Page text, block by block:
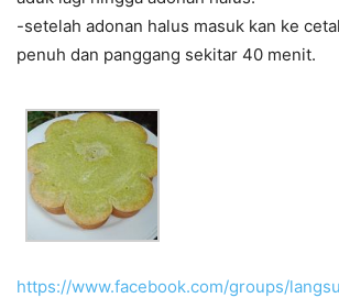
-setelah adonan halus masuk kan ke
penuh dan panggang sekitar 40 menit.
https://www.facebook.com/groups/